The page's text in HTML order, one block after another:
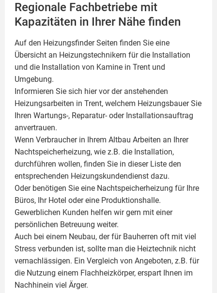
Regionale Fachbetriebe mit
Kapazitäten in Ihrer Nähe finden
Auf den Heizungsfinder Seiten finden Sie eine
Übersicht an Heizungstechnikern für die Installation
und die Installation von Kamine in Trent und
Umgebung.
Informieren Sie sich hier vor der anstehenden
Heizungsarbeiten in Trent, welchem Heizungsbauer Sie
Ihren Wartungs-, Reparatur- oder Installationsauftrag
anvertrauen.
Wenn Verbraucher in Ihrem Altbau Arbeiten an Ihrer
Nachtspeicherheizung, wie z.B. die Installation,
durchführen wollen, finden Sie in dieser Liste den
entsprechenden Heizungskundendienst dazu.
Oder benötigen Sie eine Nachtspeicherheizung für Ihre
Büros, Ihr Hotel oder eine Produktionshalle.
Gewerblichen Kunden helfen wir gern mit einer
persönlichen Betreuung weiter.
Auch bei einem Neubau, der für Bauherren oft mit viel
Stress verbunden ist, sollte man die Heiztechnik nicht
vernachlässigen. Ein Vergleich von Angeboten, z.B. für
die Nutzung einem Flachheizkörper, erspart Ihnen im
Nachhinein viel Ärger.